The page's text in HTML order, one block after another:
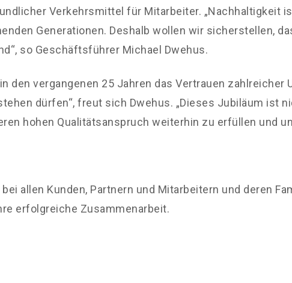
Verkehrsmittel für Mitarbeiter. „Nachhaltigkeit
Generationen. Deshalb wollen wir sicherstellen,
so Geschäftsführer Michael Dwehus.
den vergangenen 25 Jahren das Vertrauen
dürfen“, freut sich Dwehus. „Dieses Jubiläum ist
hohen Qualitätsanspruch weiterhin zu erfüllen und
allen Kunden, Partnern und Mitarbeitern und deren
erfolgreiche Zusammenarbeit.